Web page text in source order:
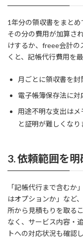
1年分の領収書をまとめ
その分の費用が加算さ
けするか、freee会計の
くと、記帳代行費用を
月ごとに領収書を封
電子帳簿保存法に
用途不明な支出は
と証明が難しくなり
3. 依頼範囲を
「記帳代行まで含むか
はオプションか」など
所から見積もりを取る
なく、サービス内容・
トへの対応状況も確認